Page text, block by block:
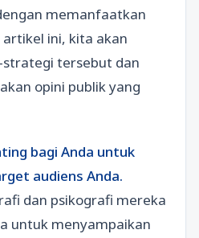
memanfaatkan
ini, kita akan
tersebut dan
opini publik yang
bagi Anda untuk
audiens Anda.
dan psikografi mereka
untuk menyampaikan